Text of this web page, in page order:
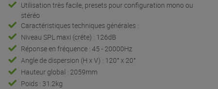
Utilisation très facile, presets pour configuration mono ou
stéréo
Caractéristiques techniques générales :
Niveau SPL maxi (crête) : 126dB
Réponse en fréquence : 45 - 20000Hz
Angle de dispersion (H x V) : 120° x 20°
Hauteur global : 2059mm
Poids : 31.2kg